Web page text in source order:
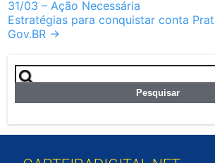
navigation
31/03 – Ação Necessária
Estratégias para conquistar conta
Gov.BR →
Pesquisar
por: